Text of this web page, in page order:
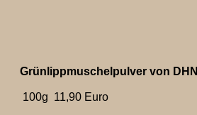
Grünlippmuschelpulver von DHN
100g 11,90 Euro